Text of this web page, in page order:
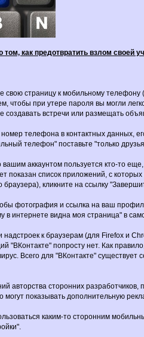
том, как предотвратить взлом своей
свою страницу к мобильному
чтобы при утере пароля вы могли
создавать встречи или размещать
номер телефона в контактных данных,
телефон" поставьте "только
вашим аккаунтом пользуется кто-то
показан список приложений, с
браузера), кликните на ссылку
фотография и ссылка на ваш
в интернете видна моя страница" в
надстроек к браузерам (для Firefox и
"ВКонтакте" попросту нет. Как
Всего для "ВКонтакте"
авторства сторонних
могут показывать дополнительную
каким-то сторонним